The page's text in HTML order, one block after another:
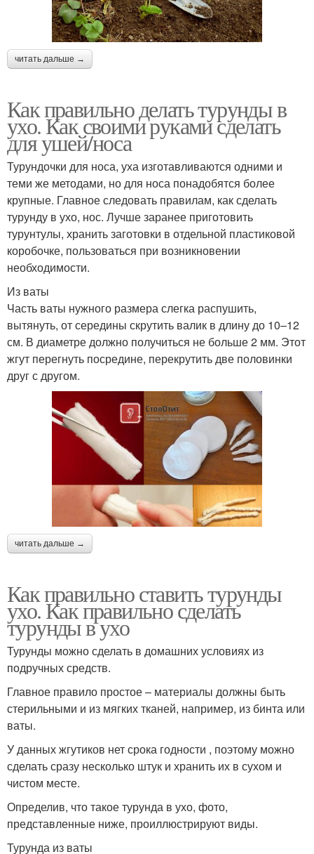
читать дальше →
Как правильно делать турунды в
ухо. Как своими руками сделать
для ушей/носа
Турундочки для носа, уха изготавливаются одними и
теми же методами, но для носа понадобятся более
крупные. Главное следовать правилам, как сделать
турунду в ухо, нос. Лучше заранее приготовить
турунтулы, хранить заготовки в отдельной пластиковой
коробочке, пользоваться при возникновении
необходимости.
Из ваты
Часть ваты нужного размера слегка распушить,
вытянуть, от середины скрутить валик в длину до 10–12
см. В диаметре должно получиться не больше 2 мм. Этот
жгут перегнуть посредине, перекрутить две половинки
друг с другом.
читать дальше →
Как правильно ставить турунды
ухо. Как правильно сделать
турунды в ухо
Турунды можно сделать в домашних условиях из
подручных средств.
Главное правило простое – материалы должны быть
стерильными и из мягких тканей, например, из бинта или
ваты.
У данных жгутиков нет срока годности , поэтому можно
сделать сразу несколько штук и хранить их в сухом и
чистом месте.
Определив, что такое турунда в ухо, фото,
представленные ниже, проиллюстрируют виды.
Турунда из ваты